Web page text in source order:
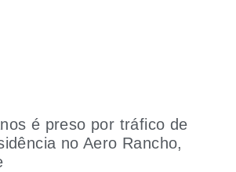
é preso por tráfico de
no Aero Rancho,